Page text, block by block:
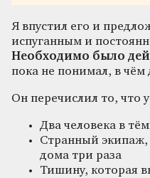
Я впустил его и
испуганным и
Необходимо было
пока не понимал, в чём
Он перечислил то, что
Два человека в
Странный
дома три раза
Тишину, которая